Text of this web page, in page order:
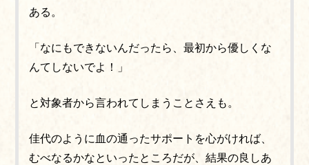
ある。
「なにもできないんだったら、最初から優しくな
んてしないでよ！」
と対象者から言われてしまうことさえも。
佳代のように血の通ったサポートを心がければ、
むべなるかなといったところだが、結果の良しあ